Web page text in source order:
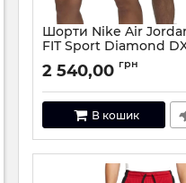
Шорти Nike Air
FIT Sport Diamond
Артикул: DX1487-113-M
2 540,00 грн
В кошик